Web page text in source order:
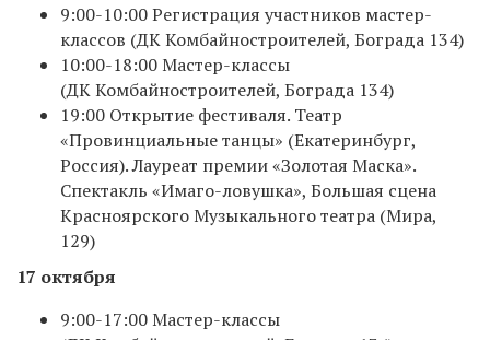
9:00-10:00 Регистрация участников мастер-
классов (ДК Комбайностроителей, Бограда 134)
10:00-18:00 Мастер-классы
(ДК Комбайностроителей, Бограда 134)
19:00 Открытие фестиваля. Театр
«Провинциальные танцы» (Екатеринбург,
Россия). Лауреат премии «Золотая Маска».
Спектакль «Имаго-ловушка», Большая сцена
Красноярского Музыкального театра (Мира,
129)
17 октября
9:00-17:00 Мастер-классы